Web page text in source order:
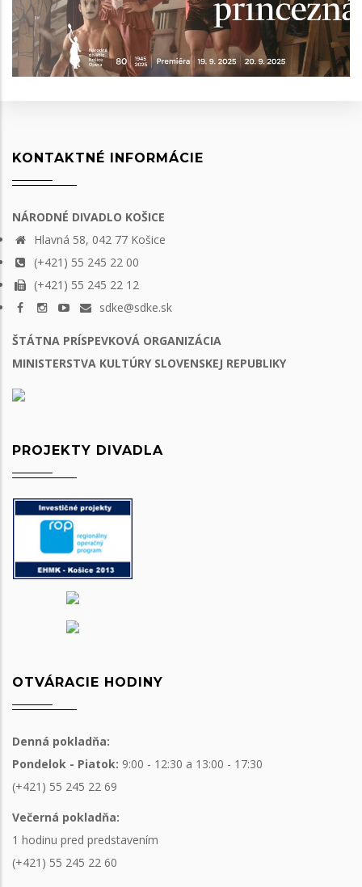
KONTAKTNÉ INFORMÁCIE
NÁRODNÉ DIVADLO KOŠICE
Hlavná 58, 042 77 Košice
(+421) 55 245 22 00
(+421) 55 245 22 12
sdke@sdke.sk
ŠTÁTNA PRÍSPEVKOVÁ ORGANIZÁCIA
MINISTERSTVA KULTÚRY SLOVENSKEJ REPUBLIKY
PROJEKTY DIVADLA
OTVÁRACIE HODINY
Denná pokladňa:
Pondelok - Piatok: 9:00 - 12:30 a 13:00 - 17:30
(+421) 55 245 22 69
Večerná pokladňa:
1 hodinu pred predstavením
(+421) 55 245 22 60